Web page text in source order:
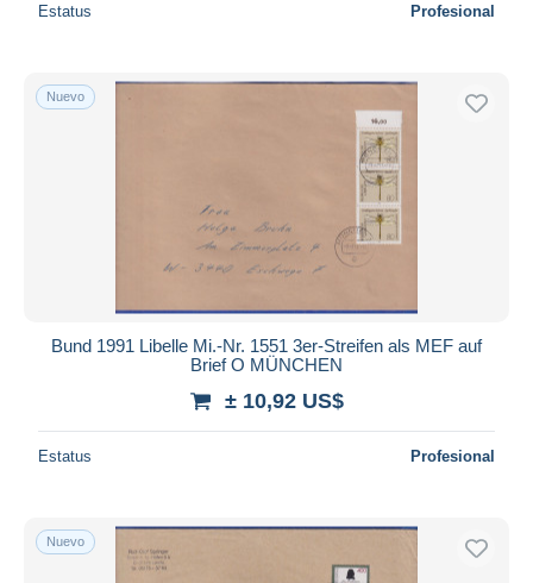
Estatus Profesional
Nuevo
Bund 1991 Libelle Mi.-Nr. 1551 3er-Streifen als MEF auf
Brief O MÜNCHEN
± 10,92 US$
Estatus Profesional
Nuevo